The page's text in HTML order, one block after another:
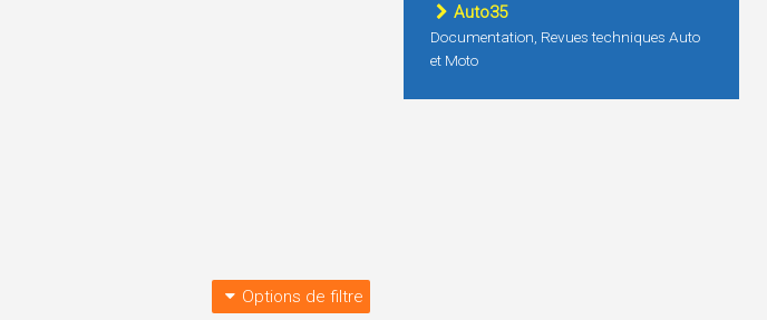
Options de filtre
Auto35
Documentation, Revues techniques Auto
et Moto